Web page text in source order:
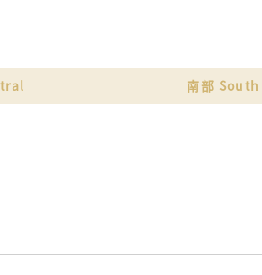
南部 South